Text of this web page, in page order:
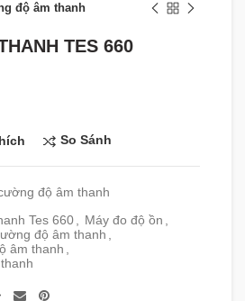
độ âm thanh
TES 660
So Sánh
độ âm thanh
Tes 660 Máy đo độ ồn
độ âm thanh
âm thanh